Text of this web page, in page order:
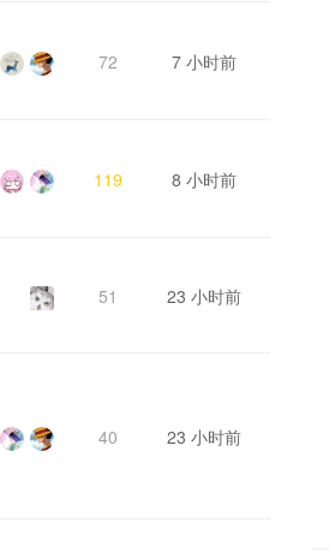
72 7 小时前
119 8 小时前
51 23 小时前
40 23 小时前